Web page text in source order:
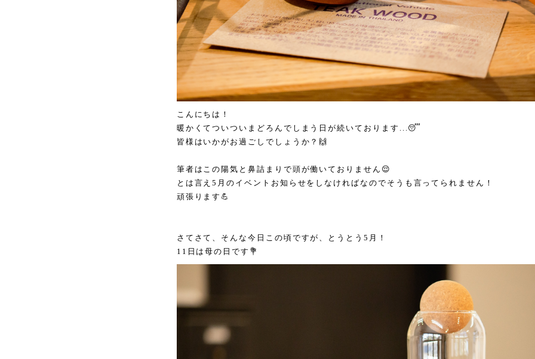
こんにちは！
暖かくてついついまどろんでしまう日が続いております...😴
皆様はいかがお過ごしでしょうか？🙌
筆者はこの陽気と鼻詰まりで頭が働いておりません😌
とは言え5月のイベントお知らせをしなければなのでそうも言ってられません！
頑張ります💪
さてさて、そんな今日この頃ですが、とうとう5月！
11日は母の日です💐